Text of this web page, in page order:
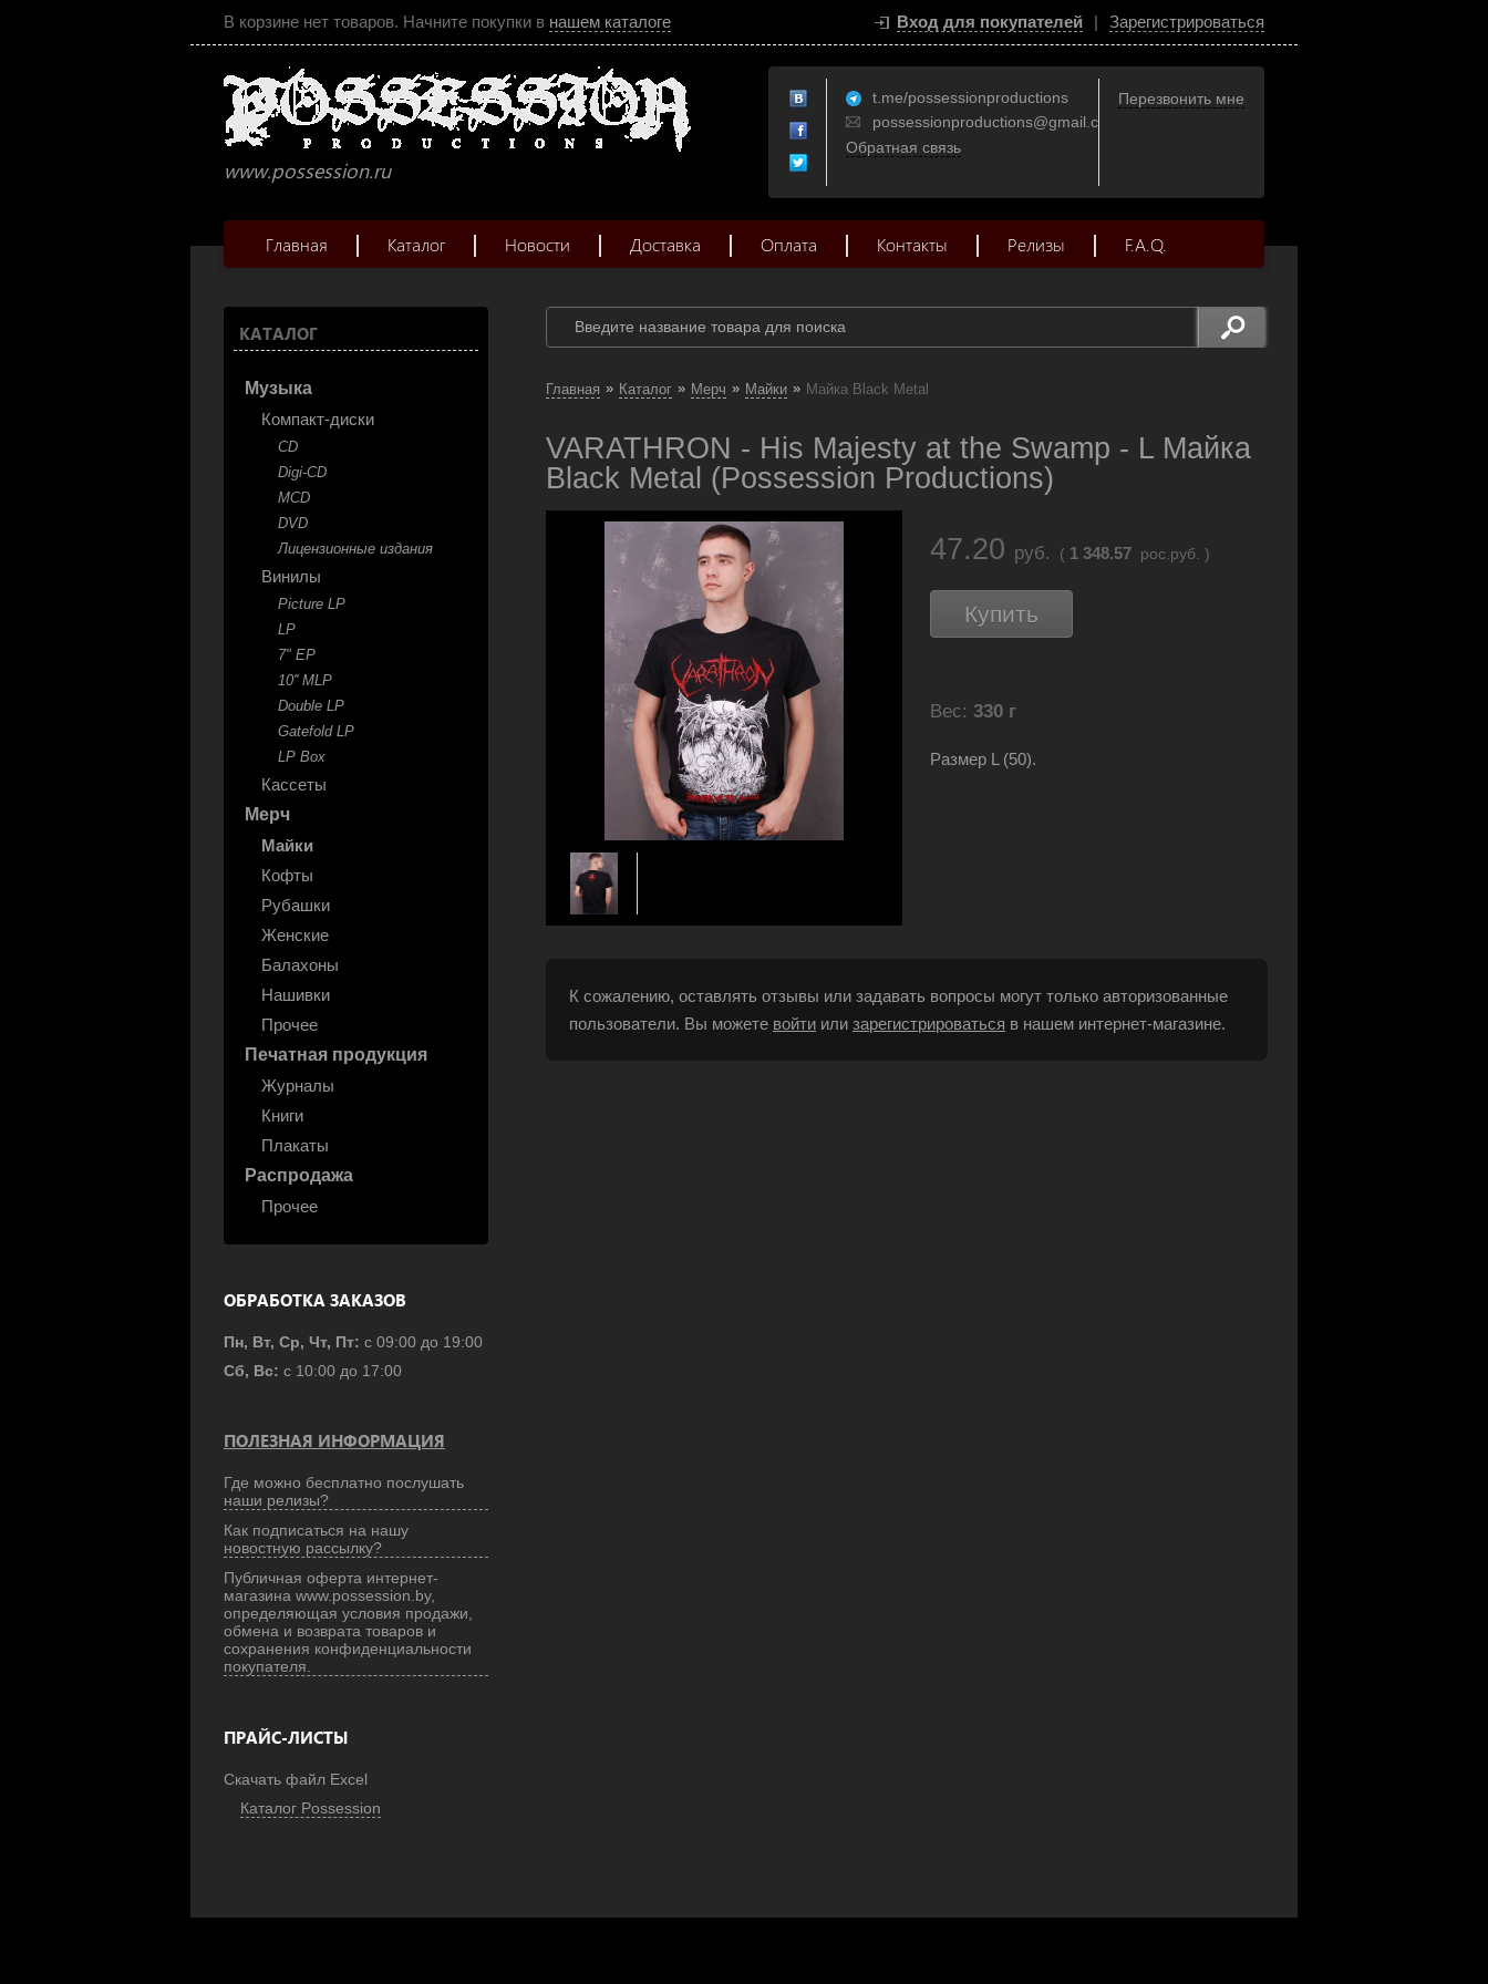
В корзине нет товаров. Начните покупки в нашем каталоге Вход для покупателей | Зарегистрироваться
www.possession.ru
t.me/possessionproductions
possessionproductions@gmail.com
Обратная связь
Перезвонить мне
Главная Каталог Новости Доставка Оплата Контакты Релизы F.A.Q.
КАТАЛОГ
Музыка
Компакт-диски
CD
Digi-CD
MCD
DVD
Лицензионные издания
Винилы
Picture LP
LP
7" EP
10'' MLP
Double LP
Gatefold LP
LP Box
Кассеты
Мерч
Майки
Кофты
Рубашки
Женские
Балахоны
Нашивки
Прочее
Печатная продукция
Журналы
Книги
Плакаты
Распродажа
Прочее
ОБРАБОТКА ЗАКАЗОВ
Пн, Вт, Ср, Чт, Пт: с 09:00 до 19:00
Сб, Вс: с 10:00 до 17:00
ПОЛЕЗНАЯ ИНФОРМАЦИЯ
Где можно бесплатно послушать
наши релизы?
Как подписаться на нашу
новостную рассылку?
Публичная оферта интернет-
магазина www.possession.by,
определяющая условия продажи,
обмена и возврата товаров и
сохранения конфиденциальности
покупателя.
ПРАЙС-ЛИСТЫ
Скачать файл Excel
Каталог Possession
Главная » Каталог » Мерч » Майки » Майка Black Metal
VARATHRON - His Majesty at the Swamp - L Майка
Black Metal (Possession Productions)
47.20 руб. ( 1 348.57 рос.руб. )
Купить
Вес: 330 г
Размер L (50).
К сожалению, оставлять отзывы или задавать вопросы могут только авторизованные
пользователи. Вы можете войти или зарегистрироваться в нашем интернет-магазине.